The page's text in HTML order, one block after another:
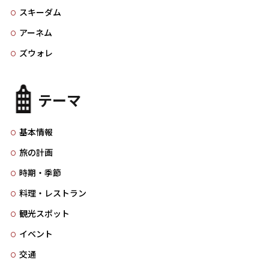
スキーダム
アーネム
ズウォレ
テーマ
基本情報
旅の計画
時期・季節
料理・レストラン
観光スポット
イベント
交通